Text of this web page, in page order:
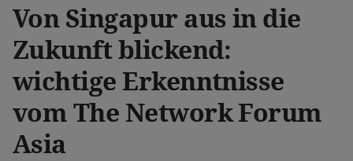
Von Singapur aus in die
Zukunft blickend:
wichtige Erkenntnisse
vom The Network Forum
Asia